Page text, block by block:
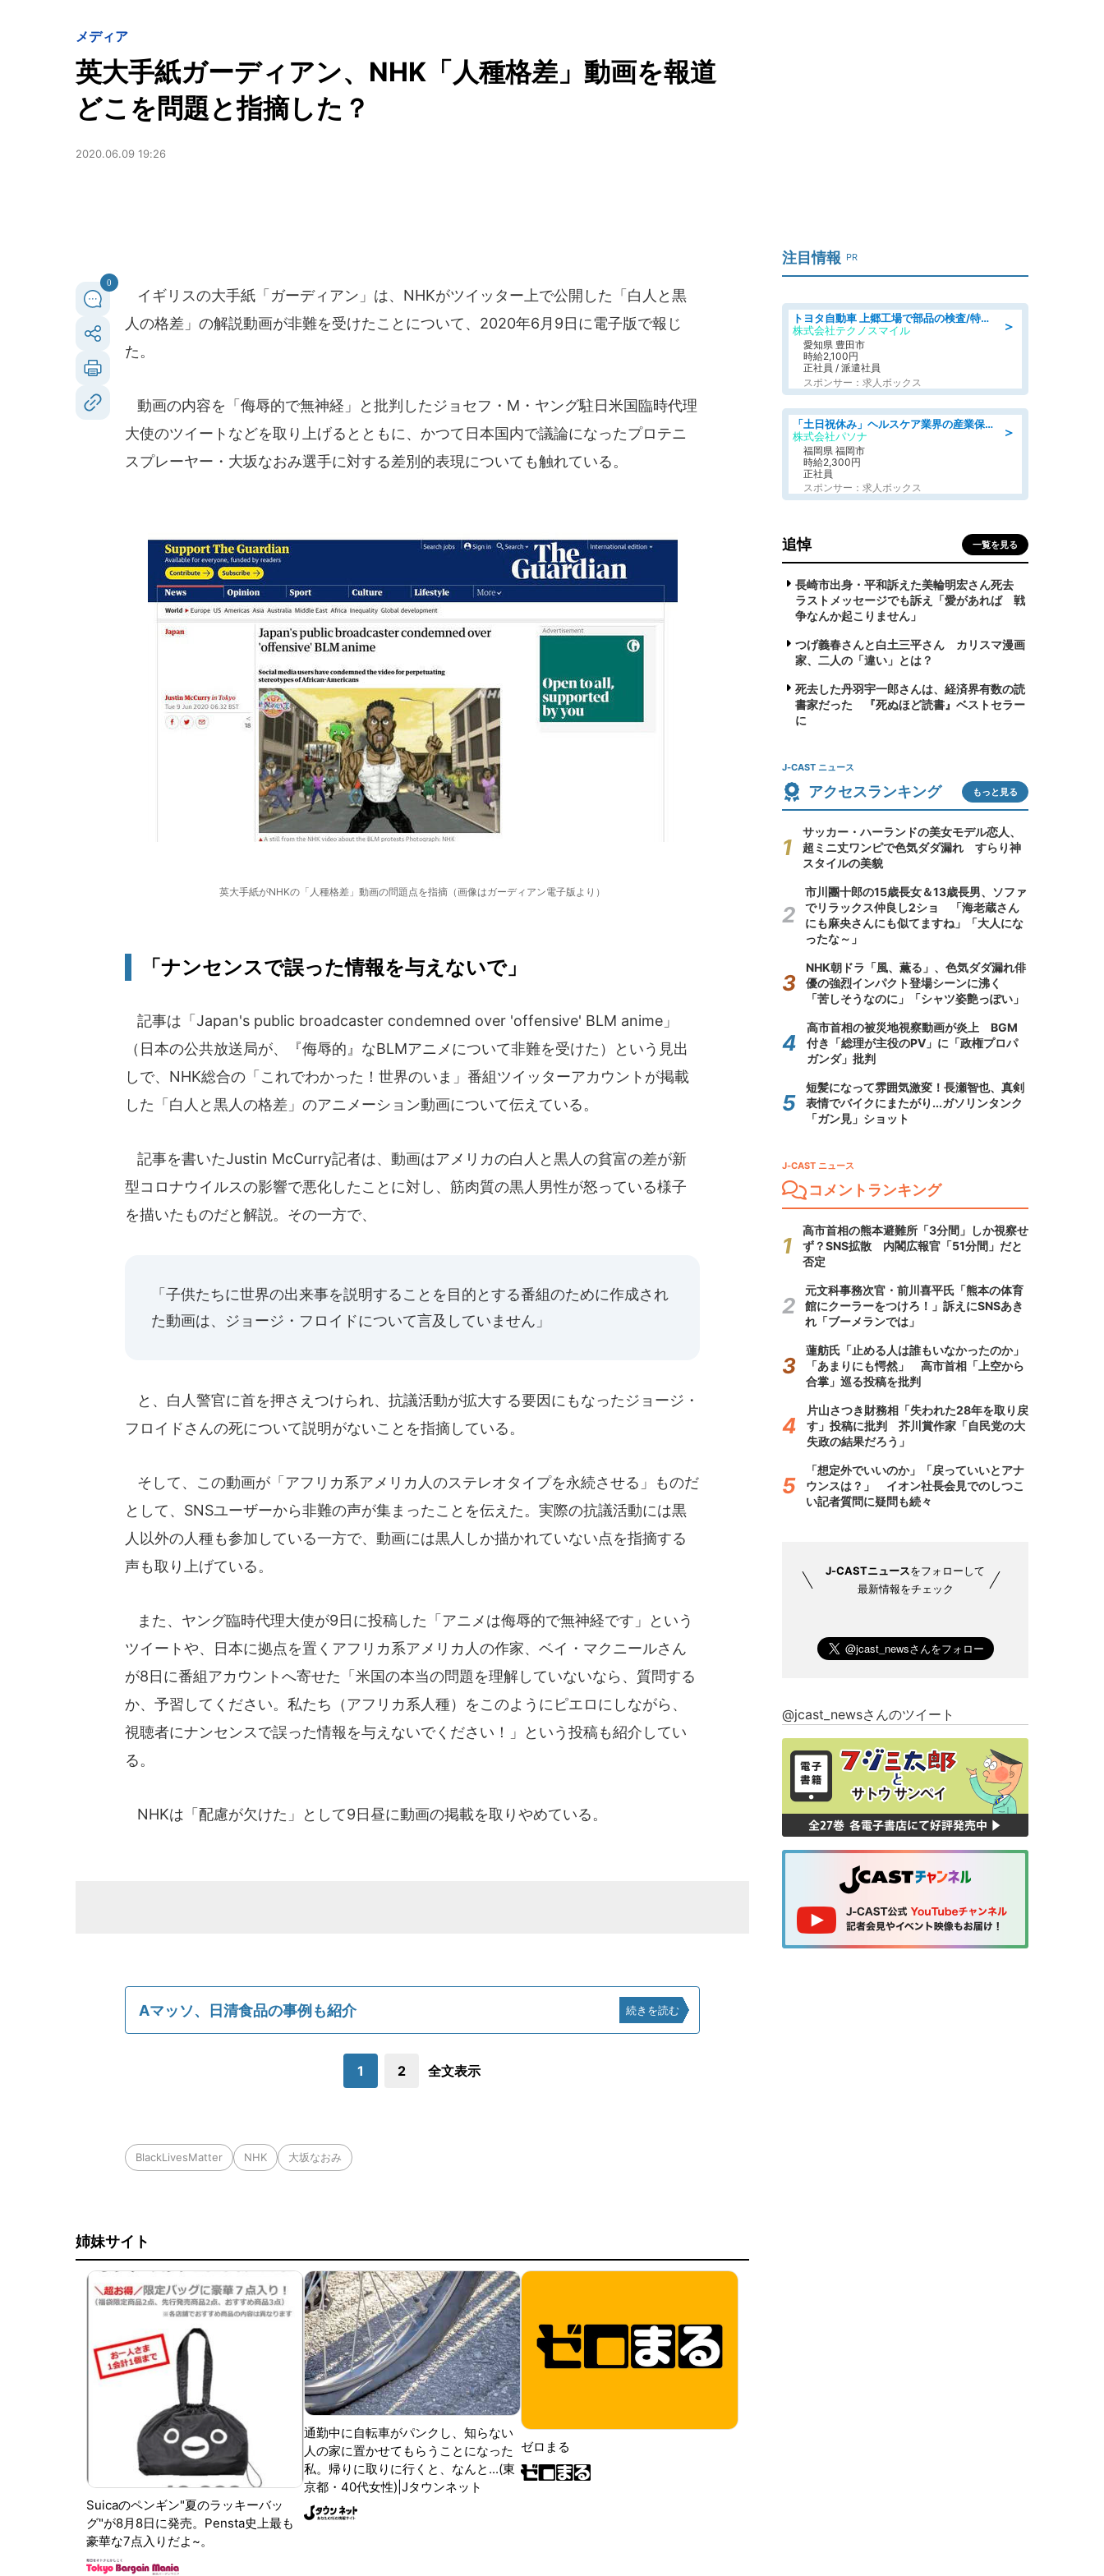
メディア
英大手紙ガーディアン、NHK「人種格差」動画を報道
どこを問題と指摘した？
2020.06.09 19:26
0
イギリスの大手紙「ガーディアン」は、NHKがツイッター上で公開した「白人と黒
人の格差」の解説動画が非難を受けたことについて、2020年6月9日に電子版で報じ
た。
動画の内容を「侮辱的で無神経」と批判したジョセフ・M・ヤング駐日米国臨時代理
大使のツイートなどを取り上げるとともに、かつて日本国内で議論になったプロテニ
スプレーヤー・大坂なおみ選手に対する差別的表現についても触れている。
英大手紙がNHKの「人種格差」動画の問題点を指摘（画像はガーディアン電子版より）
「ナンセンスで誤った情報を与えないで」
記事は「Japan's public broadcaster condemned over 'offensive' BLM anime」
（日本の公共放送局が、『侮辱的』なBLMアニメについて非難を受けた）という見出
しで、NHK総合の「これでわかった！世界のいま」番組ツイッターアカウントが掲載
した「白人と黒人の格差」のアニメーション動画について伝えている。
記事を書いたJustin McCurry記者は、動画はアメリカの白人と黒人の貧富の差が新
型コロナウイルスの影響で悪化したことに対し、筋肉質の黒人男性が怒っている様子
を描いたものだと解説。その一方で、
「子供たちに世界の出来事を説明することを目的とする番組のために作成され
た動画は、ジョージ・フロイドについて言及していません」
と、白人警官に首を押さえつけられ、抗議活動が拡大する要因にもなったジョージ・
フロイドさんの死について説明がないことを指摘している。
そして、この動画が「アフリカ系アメリカ人のステレオタイプを永続させる」ものだ
として、SNSユーザーから非難の声が集まったことを伝えた。実際の抗議活動には黒
人以外の人種も参加している一方で、動画には黒人しか描かれていない点を指摘する
声も取り上げている。
また、ヤング臨時代理大使が9日に投稿した「アニメは侮辱的で無神経です」という
ツイートや、日本に拠点を置くアフリカ系アメリカ人の作家、ベイ・マクニールさん
が8日に番組アカウントへ寄せた「米国の本当の問題を理解していないなら、質問する
か、予習してください。私たち（アフリカ系人種）をこのようにピエロにしながら、
視聴者にナンセンスで誤った情報を与えないでください！」という投稿も紹介してい
る。
NHKは「配慮が欠けた」として9日昼に動画の掲載を取りやめている。
Aマッソ、日清食品の事例も紹介 続きを読む
1 2 全文表示
BlackLivesMatter NHK 大坂なおみ
姉妹サイト
Suicaのペンギン"夏のラッキーバッ
グ"が8月8日に発売。Pensta史上最も
豪華な7点入りだよ~。
通勤中に自転車がパンクし、知らない
人の家に置かせてもらうことになった
私。帰りに取りに行くと、なんと...(東
京都・40代女性)|Jタウンネット
ゼロまる
注目情報 PR
＞
トヨタ自動車 上郷工場で部品の検査/特典168万/tutumi
株式会社テクノスマイル
愛知県 豊田市
時給2,100円
正社員 / 派遣社員
スポンサー：求人ボックス
＞
「土日祝休み」ヘルスケア業界の産業保健師/高時給/未経験OK/要資格:保健師、正看護師
株式会社パソナ
福岡県 福岡市
時給2,300円
正社員
スポンサー：求人ボックス
追悼 一覧を見る
長崎市出身・平和訴えた美輪明宏さん死去
ラストメッセージでも訴え「愛があれば 戦
争なんか起こりません」
つげ義春さんと白土三平さん カリスマ漫画
家、二人の「違い」とは？
死去した丹羽宇一郎さんは、経済界有数の読
書家だった 『死ぬほど読書』ベストセラー
に
J-CAST ニュース
アクセスランキング もっと見る
サッカー・ハーランドの美女モデル恋人、
超ミニ丈ワンピで色気ダダ漏れ すらり神
スタイルの美貌
市川團十郎の15歳長女＆13歳長男、ソファ
でリラックス仲良し2ショ 「海老蔵さん
にも麻央さんにも似てますね」「大人にな
ったな～」
NHK朝ドラ「風、薫る」、色気ダダ漏れ俳
優の強烈インパクト登場シーンに沸く
「苦しそうなのに」「シャツ姿艶っぽい」
高市首相の被災地視察動画が炎上 BGM
付き「総理が主役のPV」に「政権プロパ
ガンダ」批判
短髪になって雰囲気激変！長瀬智也、真剣
表情でバイクにまたがり...ガソリンタンク
「ガン見」ショット
J-CAST ニュース
コメントランキング
高市首相の熊本避難所「3分間」しか視察せ
ず？SNS拡散 内閣広報官「51分間」だと
否定
元文科事務次官・前川喜平氏「熊本の体育
館にクーラーをつけろ！」訴えにSNSあき
れ「ブーメランでは」
蓮舫氏「止める人は誰もいなかったのか」
「あまりにも愕然」 高市首相「上空から
合掌」巡る投稿を批判
片山さつき財務相「失われた28年を取り戻
す」投稿に批判 芥川賞作家「自民党の大
失政の結果だろう」
「想定外でいいのか」「戻っていいとアナ
ウンスは？」 イオン社長会見でのしつこ
い記者質問に疑問も続々
J-CASTニュースをフォローして
最新情報をチェック
@jcast_newsさんのツイート